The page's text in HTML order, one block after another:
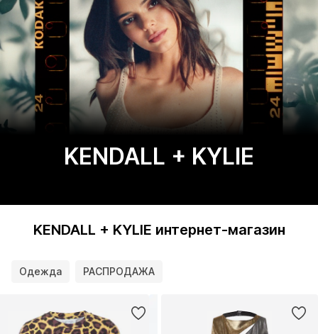
KENDALL + KYLIE
KENDALL + KYLIE интернет-магазин
Одежда РАСПРОДАЖА